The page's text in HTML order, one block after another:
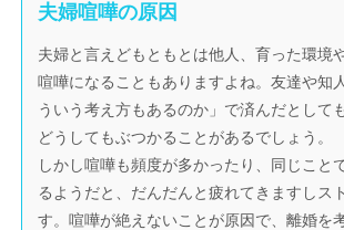
夫婦喧嘩の原因
夫婦と言えどもともとは他人、育った環境
喧嘩になることもありますよね。友達や知
ういう考え方もあるのか」で済んだとして
どうしてもぶつかることがあるでしょう。
しかし喧嘩も頻度が多かったり、同じこと
るようだと、だんだんと疲れてきますしス
す。喧嘩が絶えないことが原因で、離婚を